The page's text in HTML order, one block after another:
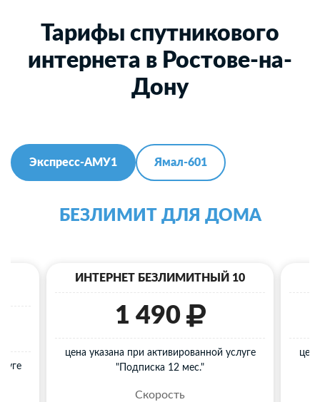
Тарифы спутникового
интернета в Ростове-на-
Дону
Экспресс-АМУ1 Ямал-601
БЕЗЛИМИТ ДЛЯ ДОМА
ИНТЕРНЕТ БЕЗЛИМИТНЫЙ 10
1 490
цена указана при активированной услуге
"Подписка 12 мес."
Скорость